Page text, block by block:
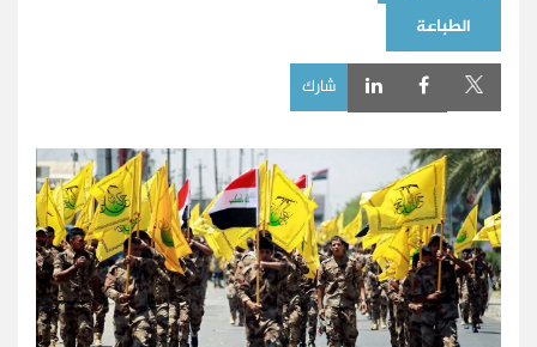
الطباعة
شارك